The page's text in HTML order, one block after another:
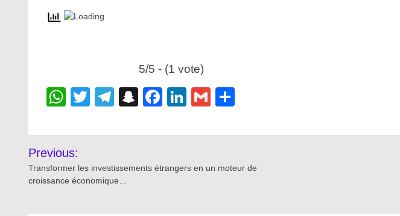
5/5 - (1 vote)
WhatsApp
Twitter
Telegram
Snapchat
Facebook
LinkedIn
Gmail
Post
navigation
Previous:
Transformer les investissements étrangers en un moteur de
croissance économique…